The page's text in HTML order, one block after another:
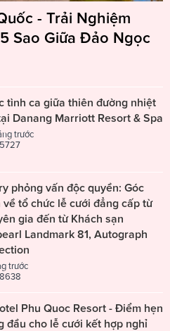
- Trải Nghiệm
Sao Giữa Đảo Ngọc
tình ca giữa thiên đường nhiệt
Danang Marriott Resort & Spa
trước
5727
phỏng vấn độc quyền: Góc
về tổ chức lễ cưới đẳng cấp từ
gia đến từ Khách sạn
Landmark 81, Autograph
trước
8638
Phu Quoc Resort - Điểm hẹn
đầu cho lễ cưới kết hợp nghỉ